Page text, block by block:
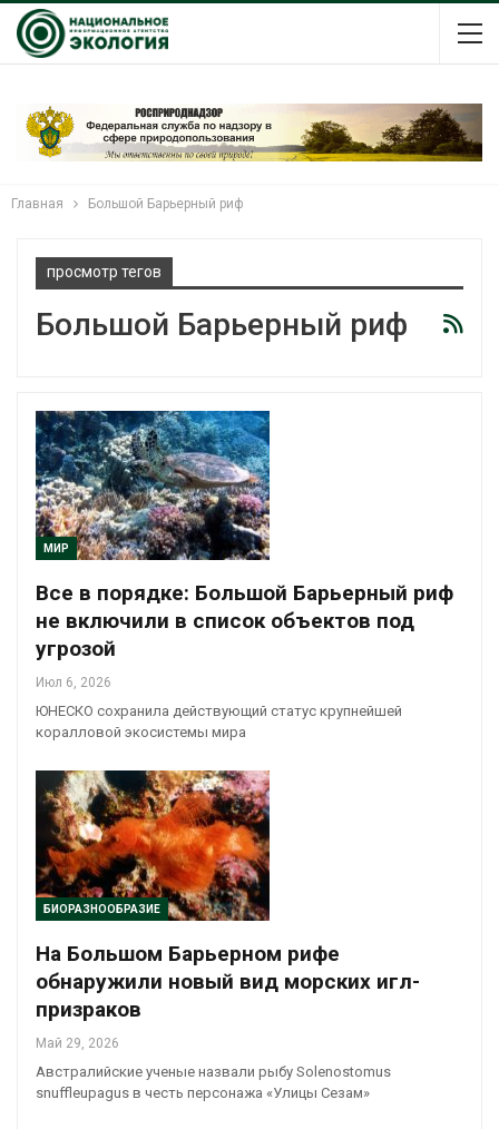
Главная Большой Барьерный риф
просмотр тегов
Большой Барьерный риф
МИР
Все в порядке: Большой Барьерный риф
не включили в список объектов под
угрозой
Июл 6, 2026
ЮНЕСКО сохранила действующий статус крупнейшей
коралловой экосистемы мира
БИОРАЗНООБРАЗИЕ
На Большом Барьерном рифе
обнаружили новый вид морских игл-
призраков
Май 29, 2026
Австралийские ученые назвали рыбу Solenostomus
snuffleupagus в честь персонажа «Улицы Сезам»